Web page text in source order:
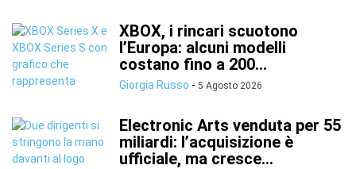
XBOX, i rincari scuotono
l’Europa: alcuni modelli
costano fino a 200...
Giorgia Russo - 5 Agosto 2026
Electronic Arts venduta per 55
miliardi: l’acquisizione è
ufficiale, ma cresce...